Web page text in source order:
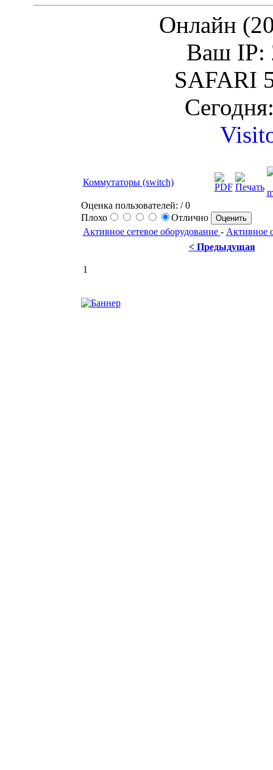
Онлайн
Ваш IP:
SAFARI
Коммутаторы (switch)
Оценка пользователей: / 0
Плохо
Отлично
Активное сетевое оборудование - Активное
< Предыдущая
1